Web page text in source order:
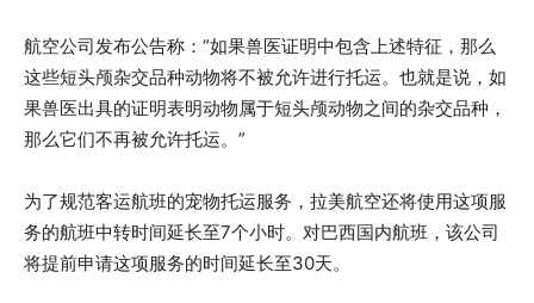
航空公司发布公告称：“如果兽医证明中包含上述特征，那么
这些短头颅杂交品种动物将不被允许进行托运。也就是说，如
果兽医出具的证明表明动物属于短头颅动物之间的杂交品种，
那么它们不再被允许托运。”
为了规范客运航班的宠物托运服务，拉美航空还将使用这项服
务的航班中转时间延长至7个小时。对巴西国内航班，该公司
将提前申请这项服务的时间延长至30天。